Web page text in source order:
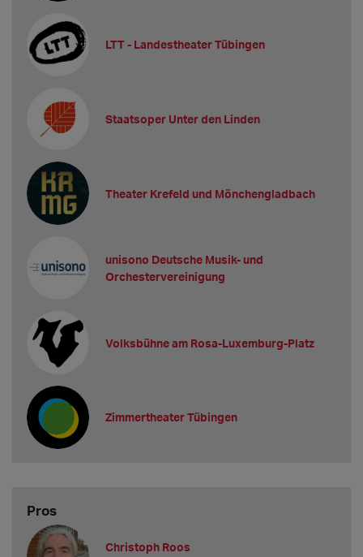
LTT - Landestheater Tübingen
Staatsoper Unter den Linden
Theater Krefeld und Mönchengladbach
unisono Deutsche Musik- und
Orchestervereinigung
Volksbühne am Rosa-Luxemburg-Platz
Zimmertheater Tübingen
Pros
Christoph Roos